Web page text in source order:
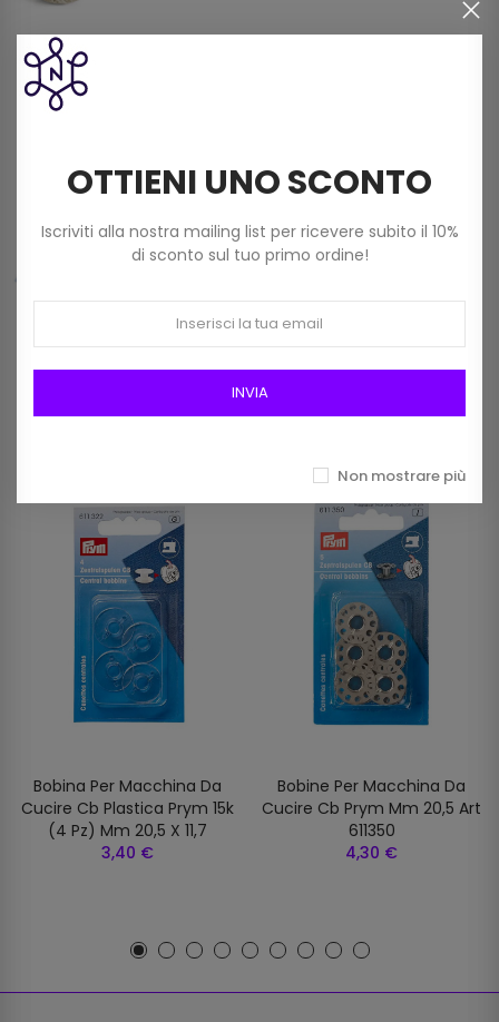
Bianco
12,00 €
Prodotti della stessa categoria
Bobina Per Macchina Da
Cucire Cb Plastica Prym 15k
(4 Pz) Mm 20,5 X 11,7
3,40 €
Bobine Per Macchina Da
Cucire Cb Prym Mm 20,5 Art
611350
4,30 €
OTTIENI UNO SCONTO
Iscriviti alla nostra mailing list per ricevere subito il 10%
di sconto sul tuo primo ordine!
INVIA
Non mostrare più